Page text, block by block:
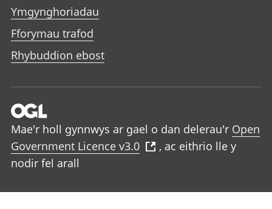
Ymgynghoriadau
Fforymau trafod
Rhybuddion ebost
Mae'r holl gynnwys ar gael o dan delerau'r Open
Government Licence v3.0
, ac eithrio lle y
nodir fel arall